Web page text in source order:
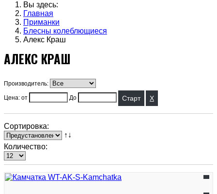
Вы здесь:
Главная
Приманки
Блесны колеблющиеся
Алекс Краш
АЛЕКС КРАШ
Производитель:
Цена: от До X
Сортировка:
↑↓
Количество: